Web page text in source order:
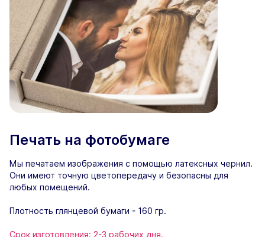
Печать на фотобумаге
Мы печатаем изображения с помощью латексных чернил.
Они имеют точную цветопередачу и безопасны для
любых помещений.
Плотность глянцевой бумаги - 160 гр.
Срок изготовления: 2-3 рабочих дня.